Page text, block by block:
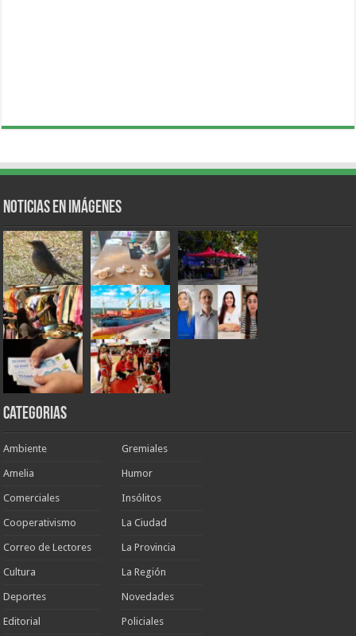
Noticias en Imágenes
Categorias
Ambiente
Amelia
Comerciales
Cooperativismo
Correo de Lectores
Cultura
Deportes
Editorial
Gremiales
Humor
Insólitos
La Ciudad
La Provincia
La Región
Novedades
Policiales